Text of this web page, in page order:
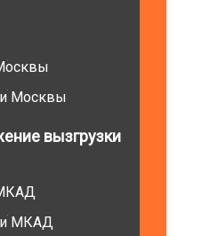
Москвы
вызгрузки
МКАД